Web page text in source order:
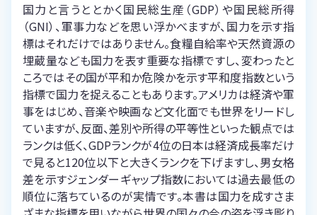
国力と言うととかく国民総生産（GDP）や国民総所得
（GNI）、軍事力などを思い浮かべますが、国力を示す指
標はそれだけではありません。食糧自給率や天然資源の
埋蔵量なども国力を表す重要な指標ですし、変わったと
ころではその国が平和か危険かを示す平和度指数という
指標で国力を捉えることもあります。アメリカは経済や軍
事をはじめ、音楽や映画など文化面でも世界をリードし
ていますが、反面、差別や所得の平等性といった観点では
ランクは低く、GDPランクが4位の日本は経済成長率だけ
で見ると120位以下と大きくランクを下げますし、男女格
差を示すジェンダーギャップ指数においては過去最低の
順位に落ちているのが実情です。本書は国力を成すさま